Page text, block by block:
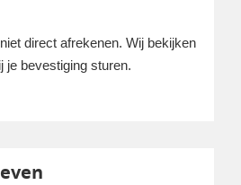
direct afrekenen. Wij bekijken
je bevestiging sturen.